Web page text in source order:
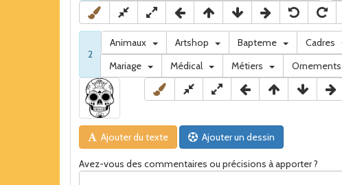
2
Animaux Artshop Bapteme Cadres
Mariage
Médical Métiers Ornements
Ajouter du texte Ajouter un dessin
Avez-vous des commentaires ou précisions à apporter ?